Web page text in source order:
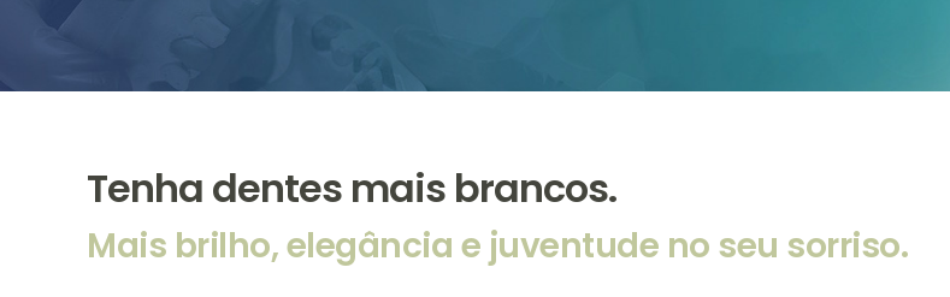
Tenha dentes mais brancos.
Mais brilho, elegância e juventude no seu sorriso.